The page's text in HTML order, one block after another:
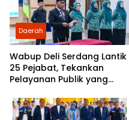
Daerah
Wabup Deli Serdang Lantik
25 Pejabat, Tekankan
Pelayanan Publik yang